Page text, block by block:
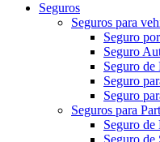
Seguros
Seguros para
Seguro
Seguro
Seguro de
Seguro
Seguro
Seguros para
Seguro de
Seguro